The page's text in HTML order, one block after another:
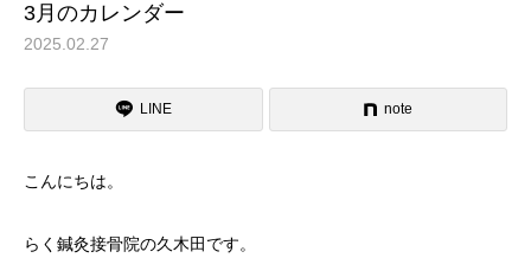
3月のカレンダー
2025.02.27
LINE note
こんにちは。
らく鍼灸接骨院の久木田です。